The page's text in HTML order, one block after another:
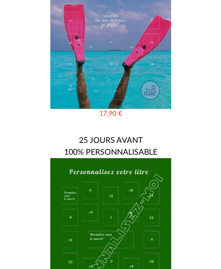
17,90 €
25 JOURS AVANT
100% PERSONNALISABLE